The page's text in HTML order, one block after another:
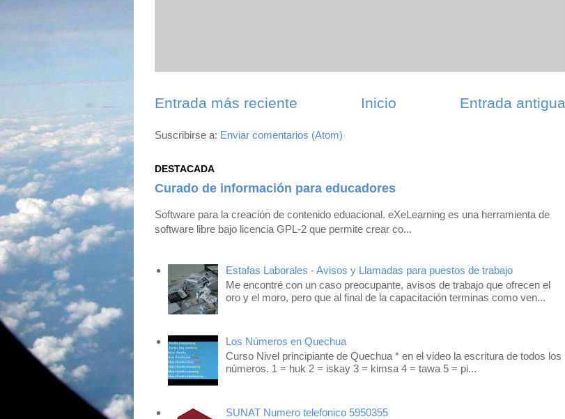
Entrada más reciente Entrada antigua
Inicio
Suscribirse a: Enviar comentarios (Atom)
DESTACADA
Curado de información para educadores
Software para la creación de contenido eduacional. eXeLearning es una herramienta de
software libre bajo licencia GPL-2 que permite crear co...
Estafas Laborales - Avisos y Llamadas para puestos de trabajo
Me encontré con un caso preocupante, avisos de trabajo que ofrecen el
oro y el moro, pero que al final de la capacitación terminas como ven...
Los Números en Quechua
Curso Nivel principiante de Quechua * en el video la escritura de todos los
números. 1 = huk 2 = iskay 3 = kimsa 4 = tawa 5 = pi...
SUNAT Numero telefonico 5950355